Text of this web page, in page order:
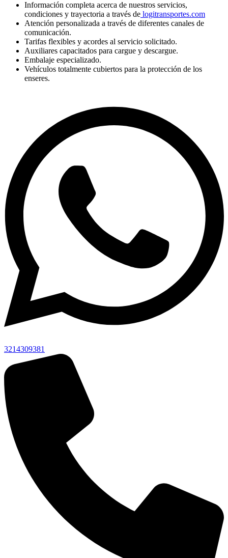
Información completa acerca de nuestros servicios,
condiciones y trayectoria a través de logitransportes.com
Atención personalizada a través de diferentes canales de
comunicación.
Tarifas flexibles y acordes al servicio solicitado.
Auxiliares capacitados para cargue y descargue.
Embalaje especializado.
Vehículos totalmente cubiertos para la protección de los
enseres.
3214309381